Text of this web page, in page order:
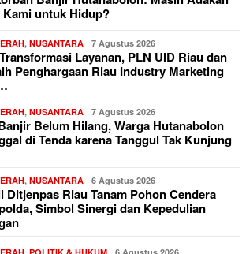
Kami untuk Hidup?
, NUSANTARA 7 Agustus 2026
Layanan, PLN UID Riau dan
Penghargaan Riau Industry Marketing
, NUSANTARA 7 Agustus 2026
Belum Hilang, Warga Hutanabolon
di Tenda karena Tanggul Tak Kunjung
, NUSANTARA 6 Agustus 2026
Ditjenpas Riau Tanam Pohon Cendera
Simbol Sinergi dan Kepedulian